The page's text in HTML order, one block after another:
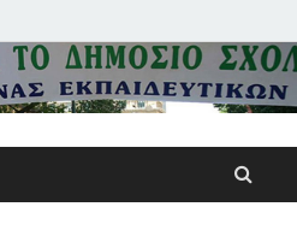
Α΄
Αθηνών